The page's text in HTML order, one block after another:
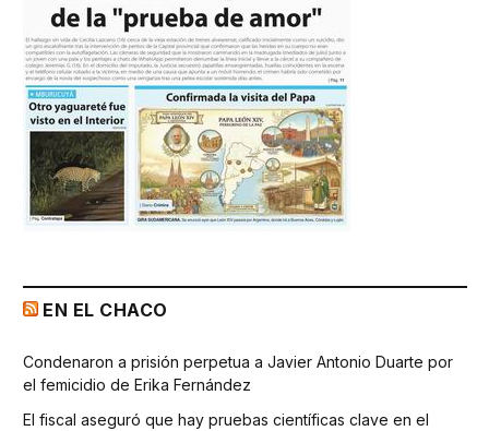
EN EL CHACO
Condenaron a prisión perpetua a Javier Antonio Duarte por
el femicidio de Erika Fernández
El fiscal aseguró que hay pruebas científicas clave en el